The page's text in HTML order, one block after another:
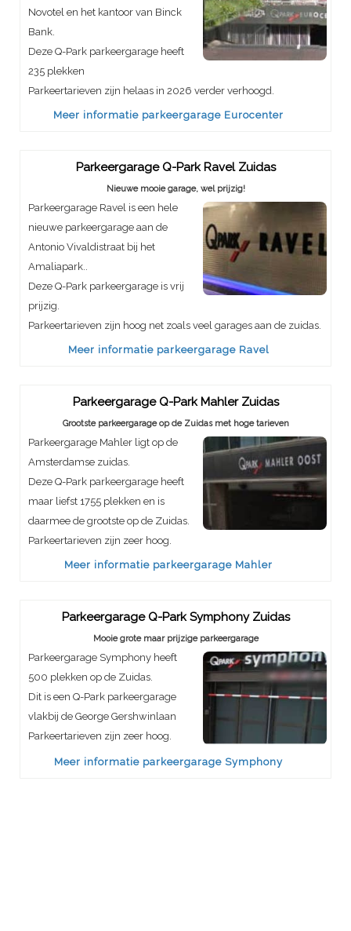
Novotel en het kantoor van Binck
Bank.
Deze Q-Park parkeergarage heeft
235 plekken
Parkeertarieven zijn helaas in 2026 verder verhoogd.
Meer informatie parkeergarage Eurocenter
Parkeergarage Q-Park Ravel Zuidas
Nieuwe mooie garage, wel prijzig!
Parkeergarage Ravel is een hele
nieuwe parkeergarage aan de
Antonio Vivaldistraat bij het
Amaliapark..
Deze Q-Park parkeergarage is vrij
prijzig.
Parkeertarieven zijn hoog net zoals veel garages aan de zuidas.
Meer informatie parkeergarage Ravel
Parkeergarage Q-Park Mahler Zuidas
Grootste parkeergarage op de Zuidas met hoge tarieven
Parkeergarage Mahler ligt op de
Amsterdamse zuidas.
Deze Q-Park parkeergarage heeft
maar liefst 1755 plekken en is
daarmee de grootste op de Zuidas.
Parkeertarieven zijn zeer hoog.
Meer informatie parkeergarage Mahler
Parkeergarage Q-Park Symphony Zuidas
Mooie grote maar prijzige parkeergarage
Parkeergarage Symphony heeft
500 plekken op de Zuidas.
Dit is een Q-Park parkeergarage
vlakbij de George Gershwinlaan
Parkeertarieven zijn zeer hoog.
Meer informatie parkeergarage Symphony